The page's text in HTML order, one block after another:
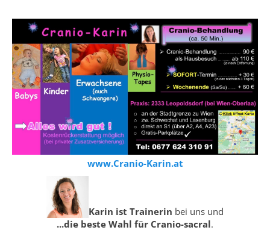
www.Cranio-Karin.at
Karin ist Trainerin bei uns und
...die beste Wahl für Cranio-sacral.